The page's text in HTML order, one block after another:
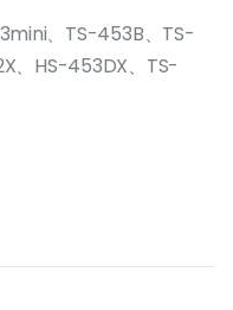
、TS-453B、TS-
、HS-453DX、TS-